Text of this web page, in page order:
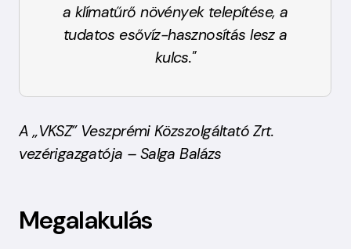
a klímatűrő növények telepítése, a
tudatos esővíz-hasznosítás lesz a
kulcs."
A „VKSZ” Veszprémi Közszolgáltató Zrt.
vezérigazgatója – Salga Balázs
Megalakulás